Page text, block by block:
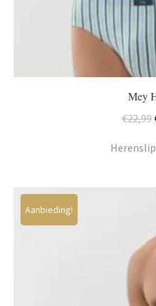
Mey
€22,99
Aanbieding!